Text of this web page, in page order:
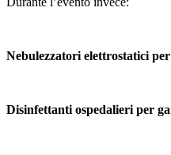
Nebulezzatori elettrostatici
Disinfettanti ospedalieri per